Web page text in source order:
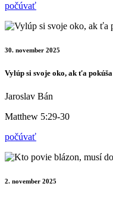
počúvať
30. november 2025
Vylúp si svoje oko, ak ťa pokúša
Jaroslav Bán
Matthew 5:29-30
počúvať
2. november 2025